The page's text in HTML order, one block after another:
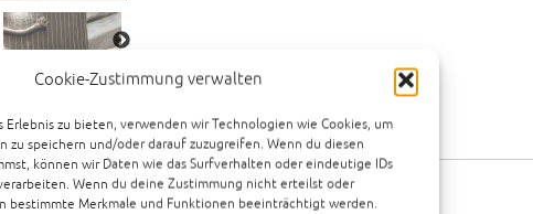
Cookie-Zustimmung verwalten
Erlebnis zu bieten, verwenden wir Technologien wie Cookies, um
zu speichern und/oder darauf zuzugreifen. Wenn du diesen
können wir Daten wie das Surfverhalten oder eindeutige IDs
Wenn du deine Zustimmung nicht erteilst oder
bestimmte Merkmale und Funktionen beeinträchtigt werden.
senden